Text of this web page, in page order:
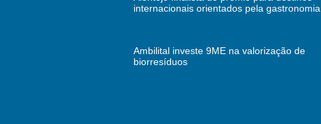
internacionais orientados pela gastronomia
Ambilital investe 9ME na valorização de
biorresíduos